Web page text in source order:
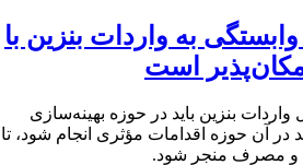
به واردات بنزین با
است
بنزین باید در حوزه بهینه‌سازی
آن حوزه اقدامات مؤثری انجام شود، تا
و مصرف منجر شود.